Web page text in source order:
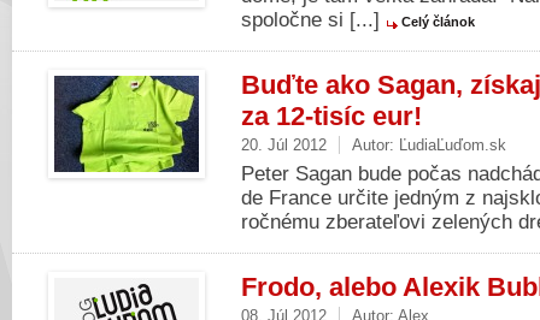
spoločne si [...]
Celý článok
Buďte ako Sagan,
za 12-tisíc eur!
20. Júl 2012 Autor: ĽudiaĽuďom.sk
Peter Sagan bude počas
de France určite jedným z
ročnému zberateľovi zelených
Frodo, alebo Alexik
08. Júl 2012 Autor: Alex